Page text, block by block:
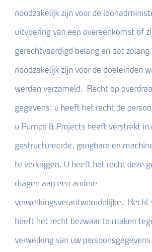
noodzakelijk zijn voor de
uitvoering van een overeenkomst of
gerechtvaardigd belang en dat zolang
noodzakelijk zijn voor de doeleinden
werden verzameld. Recht op
gegevens: u heeft het recht de
u Pumps & Projects heeft verstrekt in
gestructureerde, gangbare en
te verkrijgen. U heeft het recht deze
dragen aan een andere
verwerkingsverantwoordelijke. Recht
heeft het recht bezwaar te maken
verwerking van uw